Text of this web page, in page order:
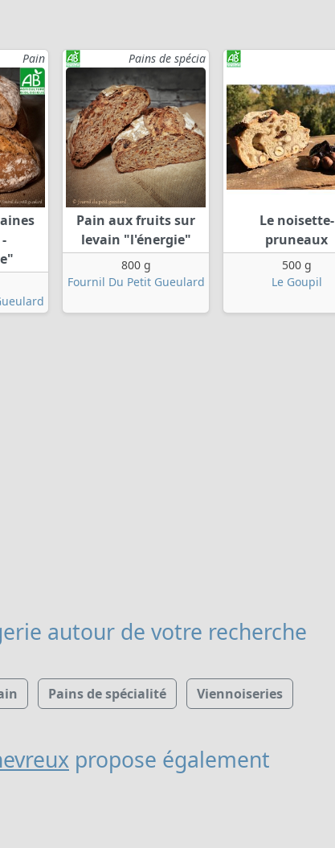
Pain Pains de spécia
Pain aux fruits sur
levain "l'énergie"
800 g
Fournil Du Petit Gueulard
Le noisette-
pruneaux
500 g
Le Goupil
autour de votre recherche
Pains de spécialité Viennoiseries
propose également